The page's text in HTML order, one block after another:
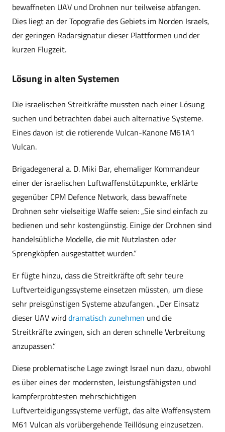
bewaffneten UAV und Drohnen nur teilweise abfangen.
Dies liegt an der Topografie des Gebiets im Norden Israels,
der geringen Radarsignatur dieser Plattformen und der
kurzen Flugzeit.
Lösung in alten Systemen
Die israelischen Streitkräfte mussten nach einer Lösung
suchen und betrachten dabei auch alternative Systeme.
Eines davon ist die rotierende Vulcan-Kanone M61A1
Vulcan.
Brigadegeneral a. D. Miki Bar, ehemaliger Kommandeur
einer der israelischen Luftwaffenstützpunkte, erklärte
gegenüber CPM Defence Network, dass bewaffnete
Drohnen sehr vielseitige Waffe seien: „Sie sind einfach zu
bedienen und sehr kostengünstig. Einige der Drohnen sind
handelsübliche Modelle, die mit Nutzlasten oder
Sprengköpfen ausgestattet wurden.“
Er fügte hinzu, dass die Streitkräfte oft sehr teure
Luftverteidigungssysteme einsetzen müssten, um diese
sehr preisgünstigen Systeme abzufangen. „Der Einsatz
dieser UAV wirddramatisch zunehmen und die
Streitkräfte zwingen, sich an deren schnelle Verbreitung
anzupassen.“
Diese problematische Lage zwingt Israel nun dazu, obwohl
es über eines der modernsten, leistungsfähigsten und
kampferprobtesten mehrschichtigen
Luftverteidigungssysteme verfügt, das alte Waffensystem
M61 Vulcan als vorübergehende Teillösung einzusetzen.